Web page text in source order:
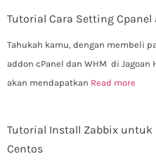
Tutorial Cara Setting Cpanel
Tahukah kamu, dengan membeli
addon cPanel dan WHM di
akan mendapatkan Read more
Tutorial Install Zabbix untuk
Centos